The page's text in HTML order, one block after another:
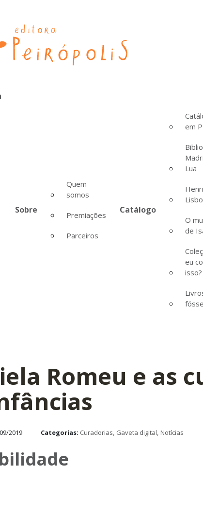
Sobre
Quem
somos
Premiações
Parceiros
Catálogo
em
Lua
O
de
eu
isso?
Romeu e as
2019 Categorias: Curadorias Gaveta digital Notícias